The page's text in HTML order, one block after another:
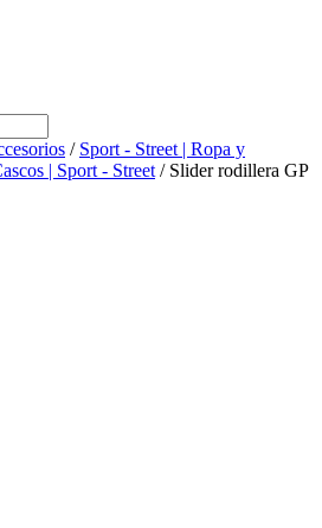
/ Sport - Street | Ropa y
| Sport - Street / Slider rodillera GP